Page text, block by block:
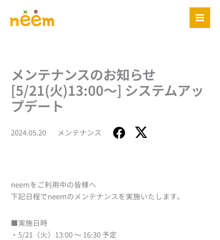
メンテナンスのお知らせ
[5/21(火)13:00～] システムアッ
プデート
2024.05.20 メンテナンス
neemをご利用中の皆様へ
下記日程でneemのメンテナンスを実施いたします。
■実施日時
・5/21（火）13:00 ～ 16:30 予定